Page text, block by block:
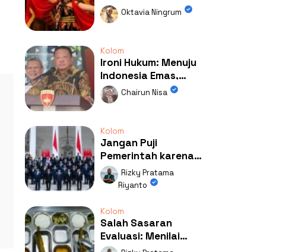
Kolaborasi
Mengubah Wajah
Oktavia Ningrum
Kolom
Ironi Hukum: Menuju
Indonesia Emas,
Ternyata Emasnya
Ada di Rumah Febrie!
Chairun Nisa
Kolom
Jangan Puji
Pemerintah karena
Kerja: Mengapa
Publik Begitu Mudah
Rizky Pratama
Riyanto
Kolom
Salah Sasaran
Evaluasi: Menilai
Program MBG Lewat